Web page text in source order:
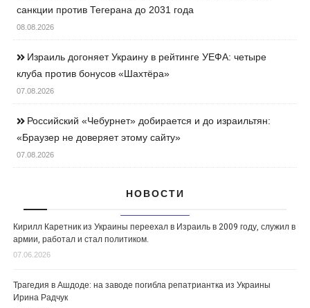
санкции против Тегерана до 2031 года
08.08.2026
Израиль догоняет Украину в рейтинге УЕФА: четыре
клуба против бонусов «Шахтёра»
07.08.2026
Российский «Чебурнет» добирается и до израильтян:
«Браузер не доверяет этому сайту»
07.08.2026
НОВОСТИ
Кирилл Каретник из Украины переехал в Израиль в 2009 году, служил в
армии, работал и стал политиком.
07.06.2026
Трагедия в Ашдоде: на заводе погибла репатриантка из Украины
Ирина Радчук